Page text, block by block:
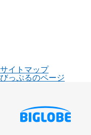
サイトマップ
びっぷるのページ